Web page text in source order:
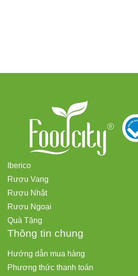
Iberico
Rượu Vang
Rượu Nhật
Rượu Ngoại
Quà Tặng
Thông tin chung
Hướng dẫn mua hàng
Phương thức thanh toán